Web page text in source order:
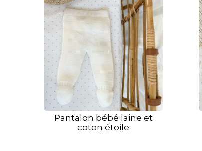
Pantalon bébé laine et
coton étoile